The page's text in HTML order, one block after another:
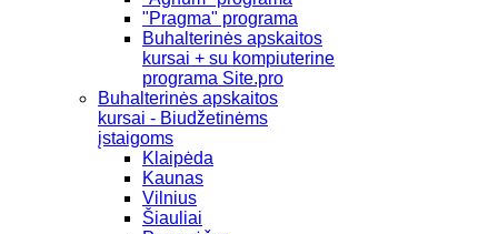
"Pragma" programa
Buhalterinės apskaitos
kursai + su kompiuterine
programa Site.pro
Buhalterinės apskaitos
kursai - Biudžetinėms
įstaigoms
Klaipėda
Kaunas
Vilnius
Šiauliai